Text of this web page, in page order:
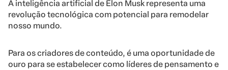
A inteligência artificial de Elon Musk representa uma
revolução tecnológica com potencial para remodelar
nosso mundo.
Para os criadores de conteúdo, é uma oportunidade de
ouro para se estabelecer como líderes de pensamento e